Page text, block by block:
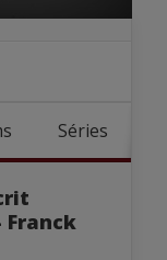
Séries
Franck